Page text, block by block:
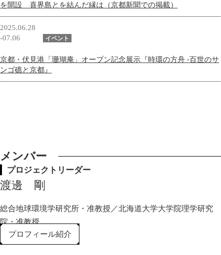
を開設 喜界島とを結んだ縁は（京都新聞での掲載）
2025.06.28
-07.06
イベント
京都・伏見港「珊瑚庵」オープン記念展示『時環の方舟 -百世のサ
ンゴ礁と京都』
メンバー
プロジェクトリーダー
渡邊 剛
総合地球環境学研究所・准教授／北海道大学大学院理学研究
院・准教授
プロフィール紹介